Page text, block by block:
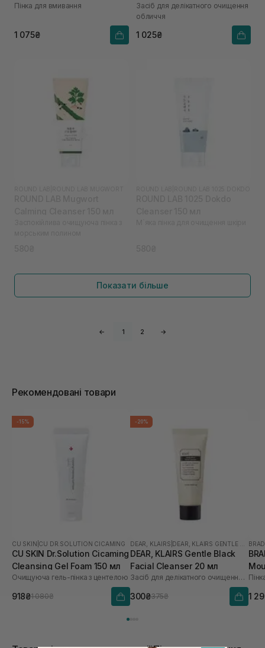
Пінка для вмивання
1 075₴
Засіб для делікатного очищення
обличчя
1 025₴
Показати більше
← 1 2 →
Рекомендовані товари
-15%
CU SKIN CU DR.SOLUTION CICAMING
CU SKIN Dr.Solution Cicaming
Cleansing Gel Foam 150 мл
Очищуюча гель-пінка з центелою
918₴1 080₴
-20%
DEAR, KLAIRS
DEAR, KLAIRS Gentle Black
Facial Cleanser 20 мл
Засіб для делікатного очищення обличчя
300₴375₴ 1